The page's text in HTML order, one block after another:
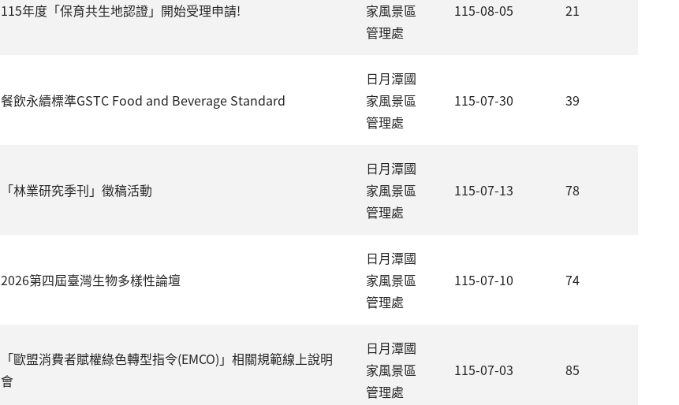
115年度「保育共生地認證」開始受理申請!
家風景區
管理處
115-08-05 21
餐飲永續標準GSTC Food and Beverage Standard
日月潭國
家風景區
管理處
115-07-30 39
「林業研究季刊」徵稿活動
日月潭國
家風景區
管理處
115-07-13 78
2026第四屆臺灣生物多樣性論壇
日月潭國
家風景區
管理處
115-07-10 74
「歐盟消費者賦權綠色轉型指令(EMCO)」相關規範線上說明
會
日月潭國
家風景區
管理處
115-07-03 85